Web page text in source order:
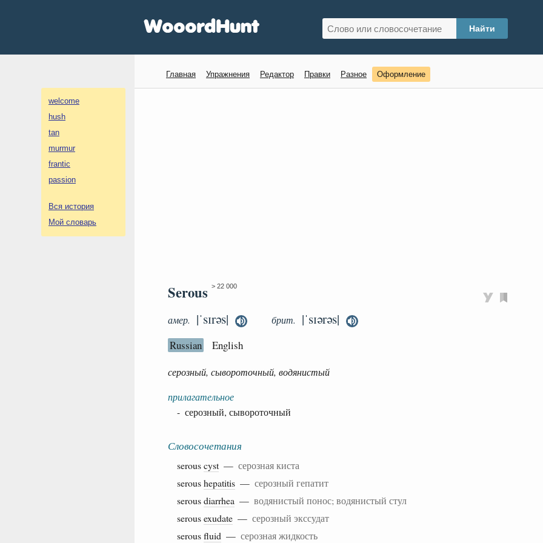
welcome
hush
tan
murmur
frantic
passion
Вся история
Мой словарь
Главная Упражнения Редактор Правки Разное Оформление
Serous > 22 000
амер. |ˈsɪrəs| брит. |ˈsɪərəs|
Russian English
серозный, сывороточный, водянистый
прилагательное
- серозный, сывороточный
Словосочетания
serouscyst — серозная киста
seroushepatitis — серозный гепатит
serousdiarrhea — водянистый понос; водянистый стул
serousexudate — серозный экссудат
serousfluid — серозная жидкость